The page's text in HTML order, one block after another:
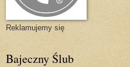
Reklamujemy się
Bajeczny Ślub